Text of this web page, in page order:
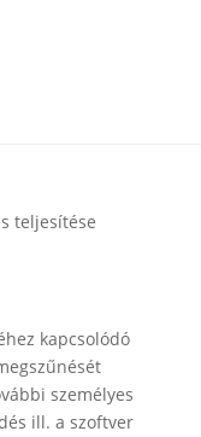
teljesítése
kapcsolódó
személyes
ill. a szoftver